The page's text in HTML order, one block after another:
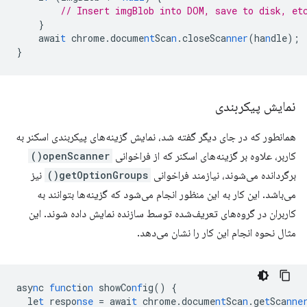
// Insert imgBlob into DOM, save to disk,
}
await chrome.documentScan .closeScanner(handle);
}
نمایش پیکربندی
همانطور که در جای دیگر گفته شد، نمایش گزینه‌های پیکربندی اسکنر به
کاربر، علاوه بر گزینه‌های اسکنر که از فراخوانی openScanner()
برگردانده می‌شوند، نیازمند فراخوانی getOptionGroups()
نیز
می‌باشد. این کار به این منظور انجام می‌شود که گزینه‌ها بتوانند به
کاربران در گروه‌های تعریف‌شده توسط سازنده نمایش داده شوند. این
مثال نحوه انجام این کار را نشان می‌دهد.
async function showConfig()
{
let response = await chrome.documentScan .getSca